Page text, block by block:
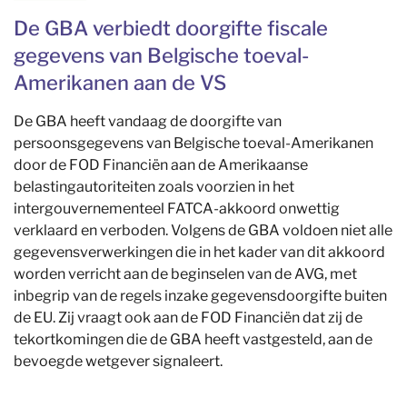
De GBA verbiedt doorgifte fiscale
gegevens van Belgische toeval-
Amerikanen aan de VS
De GBA heeft vandaag de doorgifte van
persoonsgegevens van Belgische toeval-Amerikanen
door de FOD Financiën aan de Amerikaanse
belastingautoriteiten zoals voorzien in het
intergouvernementeel FATCA-akkoord onwettig
verklaard en verboden. Volgens de GBA voldoen niet alle
gegevensverwerkingen die in het kader van dit akkoord
worden verricht aan de beginselen van de AVG, met
inbegrip van de regels inzake gegevensdoorgifte buiten
de EU. Zij vraagt ook aan de FOD Financiën dat zij de
tekortkomingen die de GBA heeft vastgesteld, aan de
bevoegde wetgever signaleert.